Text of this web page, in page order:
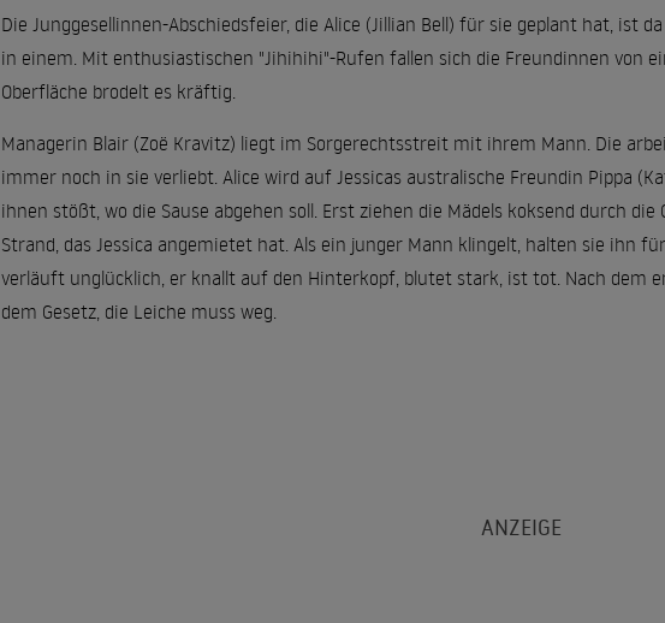
Die Junggesellinnen-Abschiedsfeier, die Alice (Jillian Bell) für sie geplant hat, ist
in einem. Mit enthusiastischen "Jihihihi"-Rufen fallen sich die Freundinnen von
Oberfläche brodelt es kräftig.
Managerin Blair (Zoë Kravitz) liegt im Sorgerechtsstreit mit ihrem Mann. Die
immer noch in sie verliebt. Alice wird auf Jessicas australische Freundin Pippa
ihnen stößt, wo die Sause abgehen soll. Erst ziehen die Mädels koksend durch
Strand, das Jessica angemietet hat. Als ein junger Mann klingelt, halten sie ihn
verläuft unglücklich, er knallt auf den Hinterkopf, blutet stark, ist tot. Nach dem
dem Gesetz, die Leiche muss weg.